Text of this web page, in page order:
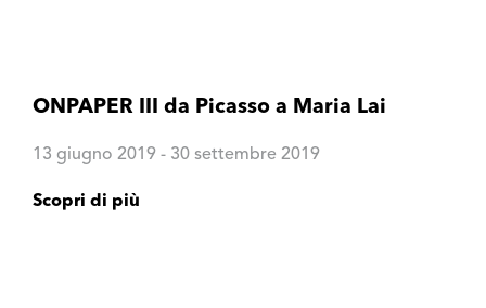
ONPAPER III da Picasso a Maria Lai
13 giugno 2019 - 30 settembre 2019
Scopri di più